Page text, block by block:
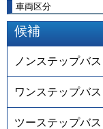
車両区分
候補
ノンステップバス
ワンステップバス
ツーステップバス